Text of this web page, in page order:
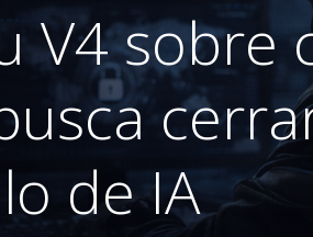
V4 sobre
de IA